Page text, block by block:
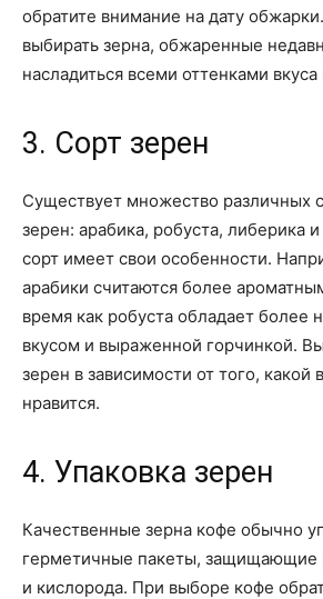
обратите внимание на дату
выбирать зерна, обжаренные
насладиться всеми оттенками вкуса
3. Сорт зерен
Существует множество различных
зерен: арабика, робуста, либерика
сорт имеет свои особенности.
арабики считаются более
время как робуста обладает
вкусом и выраженной горчинкой.
зерен в зависимости от того, какой
нравится.
4. Упаковка зерен
Качественные зерна кофе обычно
герметичные пакеты, защищающие
и кислорода. При выборе кофе